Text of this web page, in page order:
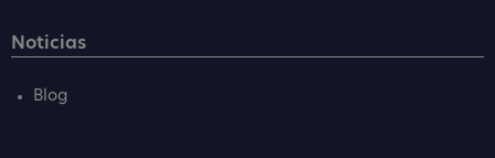
Noticias
Blog